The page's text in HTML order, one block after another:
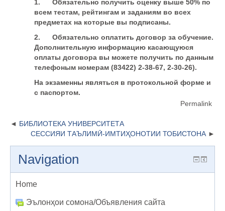
1. Обязательно получить оценку выше 50% по
всем тестам, рейтингам и заданиям во всех
предметах на которые вы подписаны.
2. Обязательно оплатить договор за обучение.
Дополнительную информацию касающуюся
оплаты договора вы можете получить по данным
телефоным номерам (83422) 2-38-67, 2-30-26).
На экзаменны являться в протокольной форме и
с паспортом.
Permalink
БИБЛИОТЕКА УНИВЕРСИТЕТА
СЕССИЯИ ТАЪЛИМӢ-ИМТИҲОНОТИИ ТОБИСТОНА
Navigation
Home
Эълонҳои сомона/Объявления сайта